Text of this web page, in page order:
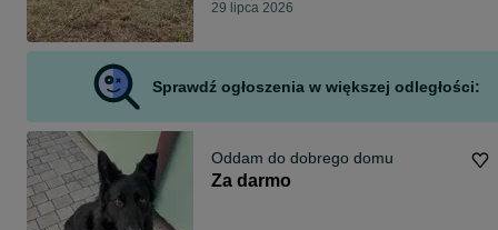
29 lipca 2026
Sprawdź ogłoszenia w większej odległości:
Oddam do dobrego domu
Za darmo